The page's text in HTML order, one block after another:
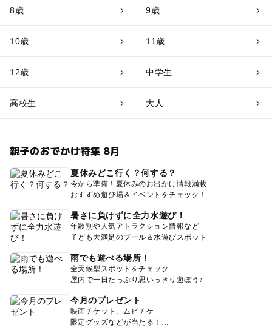
8歳 9歳
10歳 11歳
12歳 中学生
高校生 大人
親子のおでかけ特集 8月
夏休みどこ行く？何する？
今から準備！夏休みのお出かけ情報満載
おすすめ遊び場＆イベントをチェック！
暑さに負けずに全力水遊び！
年齢別や人気アトラクション情報など
子ども大満足のプール＆水遊びスポット
雨でも遊べる場所！
全天候型スポットをチェック
屋内で一日たっぷり思いっきり遊ぼう♪
今月のプレゼント
映画チケット、ムビチケ
限定グッズなどが当たる！